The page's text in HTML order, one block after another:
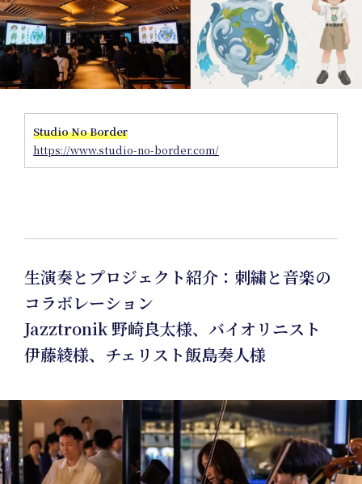
Studio No Border
https://www.studio-no-border.com/
生演奏とプロジェクト紹介：刺繍と音楽の
コラボレーション
Jazztronik 野崎良太様、バイオリニスト
伊藤綾様、チェリスト飯島奏人様